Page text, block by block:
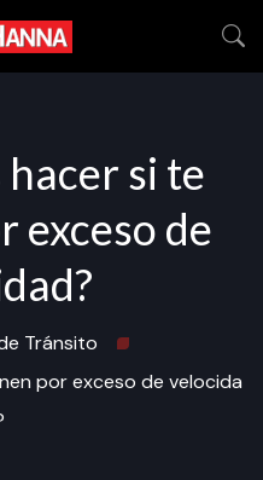
hacer si te
exceso de
Tránsito
por exceso de velocida